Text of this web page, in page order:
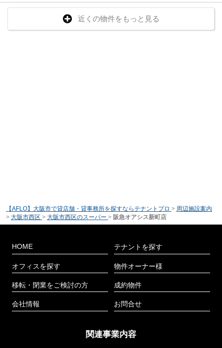
近くの物件をもっと見る
【AFLO】大阪市で貸店舗・貸事務所を探すならテナントプロ > 周辺施設案内
> 大阪市西区 > 大阪市西区のスーパー > 阪急オアシス新町店
HOME
オフィスを探す
移転・閉業をご検討の方
会社情報
テナントを探す
物件オーナー様
成約物件
お問合せ
関連事業内容